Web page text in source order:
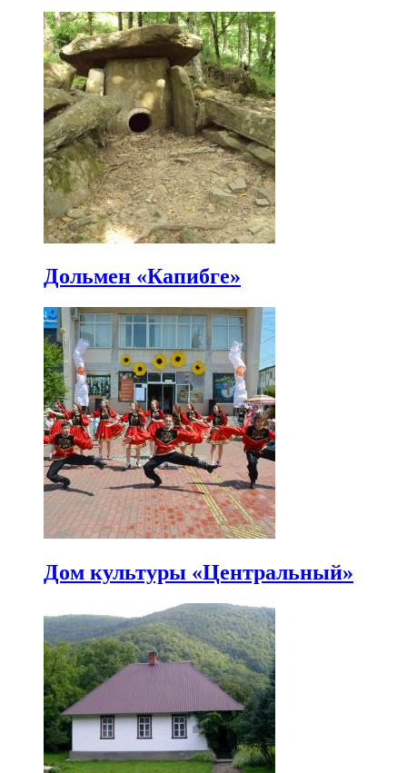
Дольмен «Капибге»
Дом культуры «Центральный»